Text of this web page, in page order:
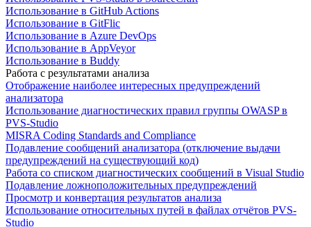
Использование в GitHub Actions
Использование в GitFlic
Использование в Azure DevOps
Использование в AppVeyor
Использование в Buddy
Работа с результатами анализа
Отображение наиболее интересных предупреждений
анализатора
Использование диагностических правил группы OWASP в
PVS-Studio
MISRA Coding Standards and Compliance
Подавление сообщений анализатора (отключение выдачи
предупреждений на существующий код)
Работа со списком диагностических сообщений в Visual Studio
Подавление ложноположительных предупреждений
Просмотр и конвертация результатов анализа
Использование относительных путей в файлах отчётов PVS-
Studio